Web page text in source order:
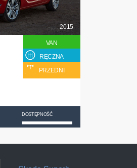
2015
VAN
RĘCZNA
PRZEDNI
DOSTĘPNOŚĆ